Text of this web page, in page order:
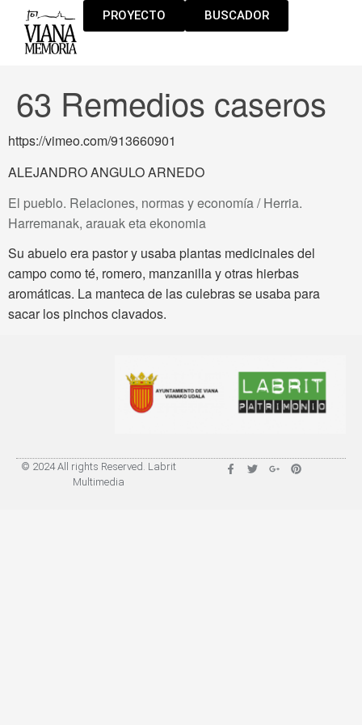
PROYECTO BUSCADOR
63 Remedios caseros
https://vimeo.com/913660901
ALEJANDRO ANGULO ARNEDO
El pueblo. Relaciones, normas y economía / Herria.
Harremanak, arauak eta ekonomia
Su abuelo era pastor y usaba plantas medicinales del
campo como té, romero, manzanilla y otras hierbas
aromáticas. La manteca de las culebras se usaba para
sacar los pinchos clavados.
© 2024 All rights Reserved. Labrit
Multimedia